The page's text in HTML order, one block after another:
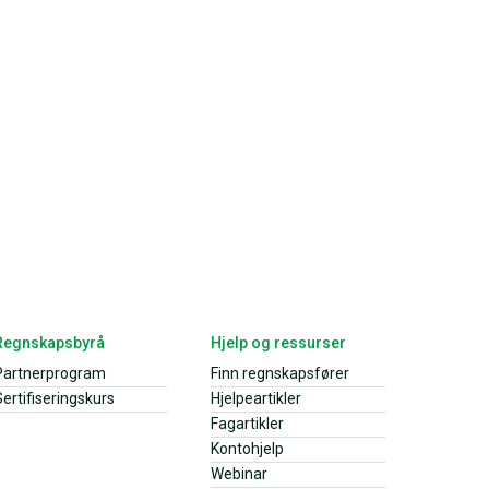
Hjelp og ressurser
Finn regnskapsfører
Hjelpeartikler
Fagartikler
Kontohjelp
Webinar